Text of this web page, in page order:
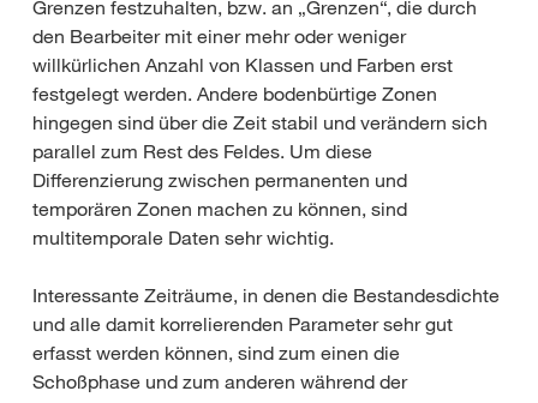
Grenzen festzuhalten, bzw. an „Grenzen“, die durch
den Bearbeiter mit einer mehr oder weniger
willkürlichen Anzahl von Klassen und Farben erst
festgelegt werden. Andere bodenbürtige Zonen
hingegen sind über die Zeit stabil und verändern sich
parallel zum Rest des Feldes. Um diese
Differenzierung zwischen permanenten und
temporären Zonen machen zu können, sind
multitemporale Daten sehr wichtig.
Interessante Zeiträume, in denen die Bestandesdichte
und alle damit korrelierenden Parameter sehr gut
erfasst werden können, sind zum einen die
Schoßphase und zum anderen während der